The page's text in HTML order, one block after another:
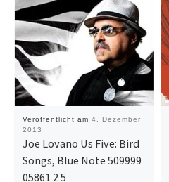
Veröffentlicht am 4. Dezember
2013
Joe Lovano Us Five: Bird
Songs, Blue Note 509999
05861 2 5